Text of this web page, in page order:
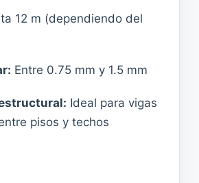
12 m (dependiendo del
Entre 0.75 mm y 1.5 mm
Ideal para vigas
pisos y techos